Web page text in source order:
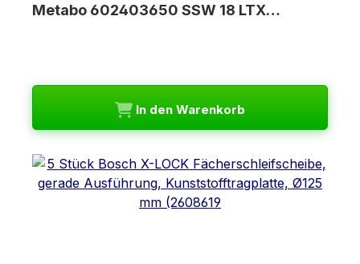
Metabo 602403650 SSW 18 LTX…
In den Warenkorb